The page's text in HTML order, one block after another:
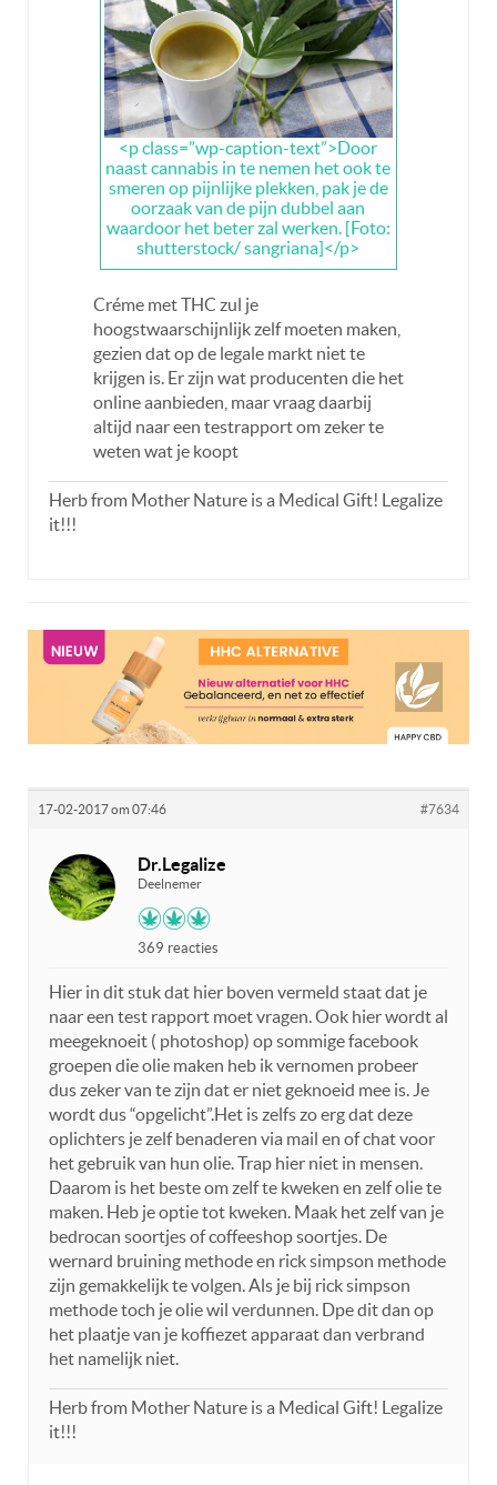
<p class=”wp-caption-text”>Door
naast cannabis in te nemen het ook te
smeren op pijnlijke plekken, pak je de
oorzaak van de pijn dubbel aan
waardoor het beter zal werken. [Foto:
shutterstock/ sangriana]</p>
Créme met THC zul je
hoogstwaarschijnlijk zelf moeten maken,
gezien dat op de legale markt niet te
krijgen is. Er zijn wat producenten die het
online aanbieden, maar vraag daarbij
altijd naar een testrapport om zeker te
weten wat je koopt
Herb from Mother Nature is a Medical Gift! Legalize
it!!!
17-02-2017 om 07:46 #7634
Dr.Legalize
Deelnemer
369 reacties
Hier in dit stuk dat hier boven vermeld staat dat je
naar een test rapport moet vragen. Ook hier wordt al
meegeknoeit ( photoshop) op sommige facebook
groepen die olie maken heb ik vernomen probeer
dus zeker van te zijn dat er niet geknoeid mee is. Je
wordt dus “opgelicht”.Het is zelfs zo erg dat deze
oplichters je zelf benaderen via mail en of chat voor
het gebruik van hun olie. Trap hier niet in mensen.
Daarom is het beste om zelf te kweken en zelf olie te
maken. Heb je optie tot kweken. Maak het zelf van je
bedrocan soortjes of coffeeshop soortjes. De
wernard bruining methode en rick simpson methode
zijn gemakkelijk te volgen. Als je bij rick simpson
methode toch je olie wil verdunnen. Dpe dit dan op
het plaatje van je koffiezet apparaat dan verbrand
het namelijk niet.
Herb from Mother Nature is a Medical Gift! Legalize
it!!!